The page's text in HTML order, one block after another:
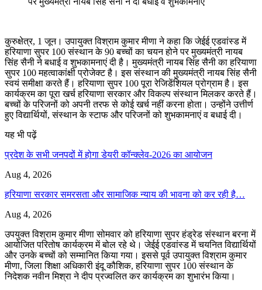
कुरुक्षेत्र, 1 जून। उपायुक्त विश्राम कुमार मीणा ने कहा कि जेईई एडवांस्ड में
हरियाणा सुपर 100 संस्थान के 90 बच्चों का चयन होने पर मुख्यमंत्री नायब
सिंह सैनी ने बधाई व शुभकामनाएं दी है। मुख्यमंत्री नायब सिंह सैनी का हरियाणा
सुपर 100 महत्वाकांक्षी प्रोजेक्ट है। इस संस्थान की मुख्यमंत्री नायब सिंह सैनी
स्वयं समीक्षा करते हैं। हरियाणा सुपर 100 पूरा रेजिडेंशियल प्रोग्राम है। इस
कार्यक्रम का पूरा खर्च हरियाणा सरकार और विकल्प संस्थान मिलकर करते हैं।
बच्चों के परिजनों को अपनी तरफ से कोई खर्च नहीं करना होता। उन्होंने उत्तीर्ण
हुए विद्यार्थियों, संस्थान के स्टाफ और परिजनों को शुभकामनाएं व बधाई दी।
यह भी पढ़ें
प्रदेश के सभी जनपदों में होगा डेयरी कॉन्क्लेव-2026 का आयोजन
Aug 4, 2026
हरियाणा सरकार समरसता और सामाजिक न्याय की भावना को कर रही है…
Aug 4, 2026
उपयुक्त विश्राम कुमार मीणा सोमवार को हरियाणा सुपर हंड्रेड संस्थान बरना में
आयोजित परितोष कार्यक्रम में बोल रहे थे। जेईई एडवांस्ड में चयनित विद्यार्थियों
और उनके बच्चों को सम्मानित किया गया। इससे पूर्व उपायुक्त विश्राम कुमार
मीणा, जिला शिक्षा अधिकारी इंदू कौशिक, हरियाणा सुपर 100 संस्थान के
निदेशक नवीन मिश्रा ने दीप प्रज्वलित कर कार्यक्रम का शुभारंभ किया।